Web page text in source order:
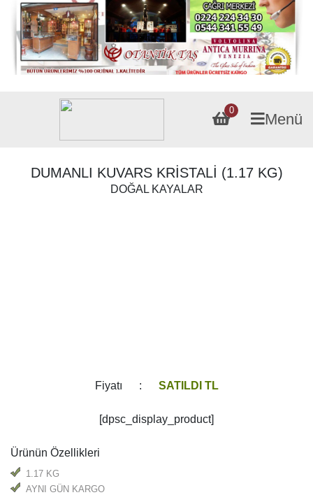
0
Menü
DUMANLI KUVARS KRİSTALİ (1.17 KG)
DOĞAL KAYALAR
Fiyatı : SATILDI TL
[dpsc_display_product]
Ürünün Özellikleri
1.17 KG
AYNI GÜN KARGO